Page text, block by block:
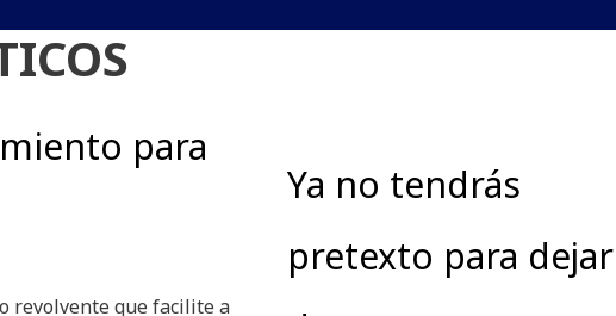
para
revolvente que facilite a
Ya no tendrás
pretexto para dejar